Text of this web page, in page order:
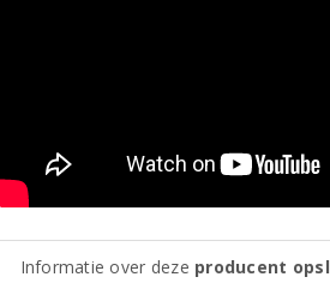
Informatie over deze producent